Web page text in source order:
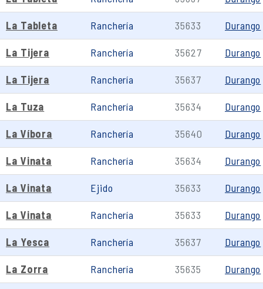
La Tableta Ranchería 35633 Durango
La Tijera Ranchería 35627 Durango
La Tijera Ranchería 35637 Durango
La Tuza Ranchería 35634 Durango
La Víbora Ranchería 35640 Durango
La Vinata Ranchería 35634 Durango
La Vinata Ejido 35633 Durango
La Vinata Ranchería 35633 Durango
La Yesca Ranchería 35637 Durango
La Zorra Ranchería 35635 Durango